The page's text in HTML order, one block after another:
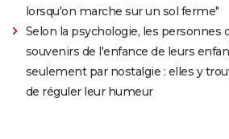
lorsqu'on marche sur un sol ferme"
Selon la psychologie, les personnes
souvenirs de l'enfance de leurs
seulement par nostalgie : elles y
de réguler leur humeur